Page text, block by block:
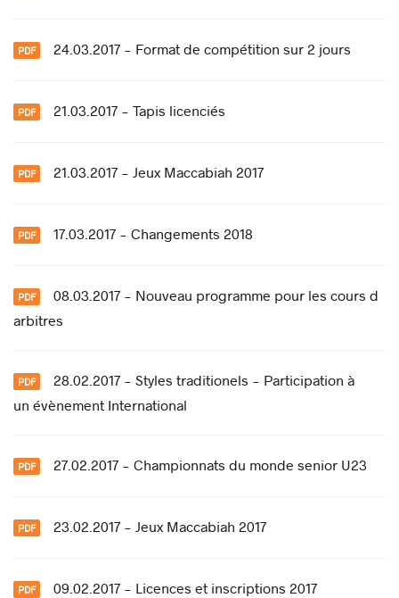
24.03.2017 - Format de compétition sur 2 jours
21.03.2017 - Tapis licenciés
21.03.2017 - Jeux Maccabiah 2017
17.03.2017 - Changements 2018
08.03.2017 - Nouveau programme pour les cours d
arbitres
28.02.2017 - Styles traditionels - Participation à
un évènement International
27.02.2017 - Championnats du monde senior U23
23.02.2017 - Jeux Maccabiah 2017
09.02.2017 - Licences et inscriptions 2017